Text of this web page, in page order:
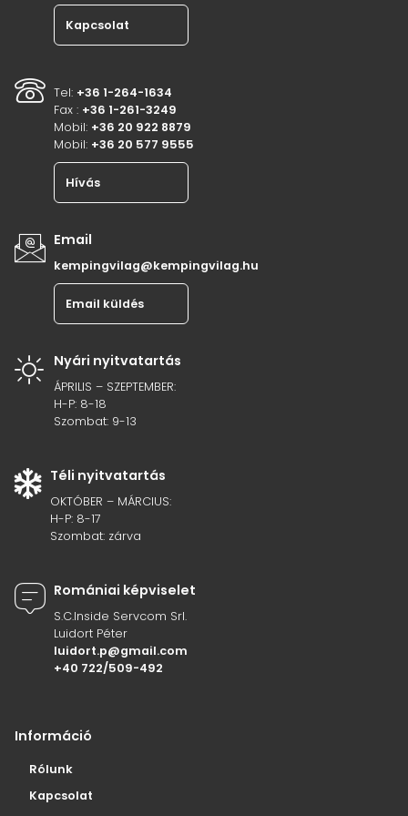
Kapcsolat
Tel: +36 1-264-1634
Fax : +36 1-261-3249
Mobil: +36 20 922 8879
Mobil: +36 20 577 9555
Hívás
Email
kempingvilag@kempingvilag.hu
Email küldés
Nyári nyitvatartás
ÁPRILIS – SZEPTEMBER:
H-P: 8-18
Szombat: 9-13
Téli nyitvatartás
OKTÓBER – MÁRCIUS:
H-P: 8-17
Szombat: zárva
Romániai képviselet
S.C.Inside Servcom Srl.
Luidort Péter
luidort.p@gmail.com
+40 722/509-492
Információ
Rólunk
Kapcsolat